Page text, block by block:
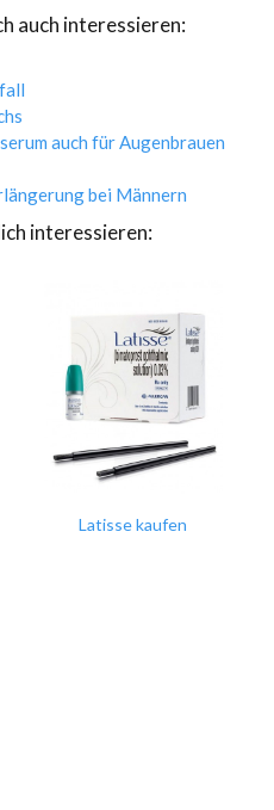
auch interessieren:
auch für Augenbrauen
bei Männern
interessieren:
Latisse kaufen